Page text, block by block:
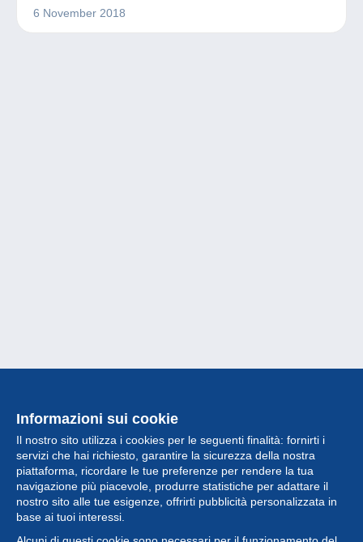
6 November 2018
Informazioni sui cookie
Il nostro sito utilizza i cookies per le seguenti finalità: fornirti i
servizi che hai richiesto, garantire la sicurezza della nostra
piattaforma, ricordare le tue preferenze per rendere la tua
navigazione più piacevole, produrre statistiche per adattare il
nostro sito alle tue esigenze, offrirti pubblicità personalizzata in
base ai tuoi interessi.
Collezione